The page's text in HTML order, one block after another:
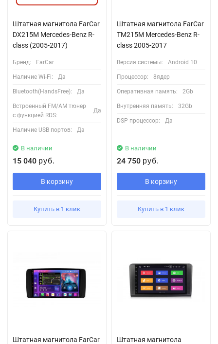
Штатная магнитола FarCar
DX215M Mercedes-Benz R-
class (2005-2017)
Бренд: FarCar
Наличие Wi-Fi: Да
Bluetooth(HandsFree): Да
Встроенный FM/AM тюнер
с функцией RDS:
Да
Наличие USB портов: Да
В наличии
15 040 руб.
В корзину
Купить в 1 клик
Штатная магнитола FarCar
TM215M Mercedes-Benz R-
class 2005-2017
Версия системы: Android 10
Процессор: 8ядер
Оперативная память: 2Gb
Внутренняя память: 32Gb
DSP процессор: Да
В наличии
24 750 руб.
В корзину
Купить в 1 клик
Штатная магнитола FarCar
Штатная магнитола